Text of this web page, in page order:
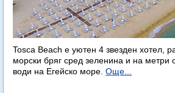
Tosca Beach е уютен 4 звезден хотел,
морски бряг сред зеленина и на метри
води на Егейско море. Още...